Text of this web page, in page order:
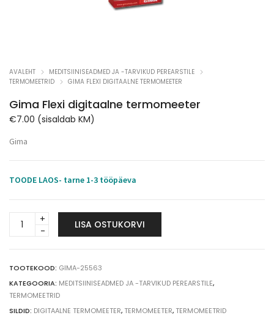
AVALEHT
MEDITSIINISEADMED JA -TARVIKUD PEREARSTILE
TERMOMEETRID
GIMA FLEXI DIGITAALNE TERMOMEETER
Gima Flexi digitaalne termomeeter
€7.00 (sisaldab KM)
Gima
TOODE LAOS- tarne 1-3 tööpäeva
Gima
Flexi
quantity
LISA OSTUKORVI
TOOTEKOOD: GIMA-25563
KATEGOORIA: MEDITSIINISEADMED JA -TARVIKUD PEREARSTILE,
TERMOMEETRID
SILDID: DIGITAALNE TERMOMEETER, TERMOMEETER, TERMOMEETRID